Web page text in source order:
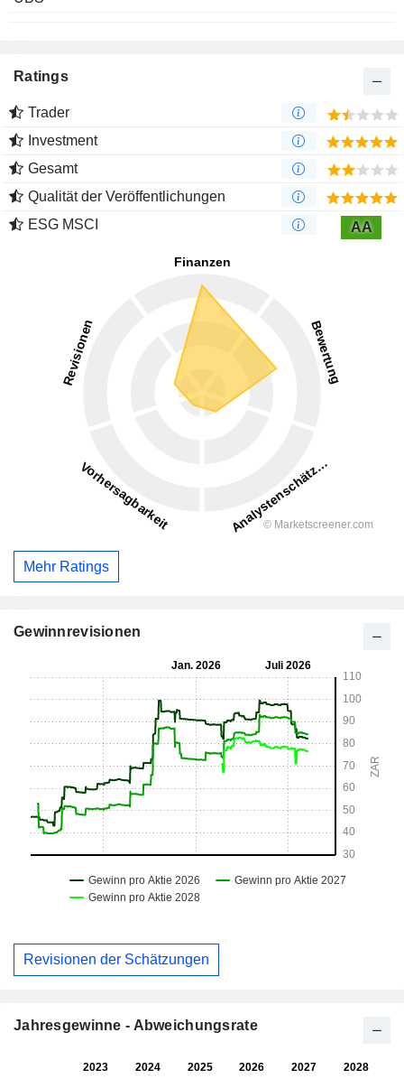
Ratings
Trader
Investment
Gesamt
Qualität der Veröffentlichungen
ESG MSCI
AA
Mehr Ratings
Gewinnrevisionen
Revisionen der Schätzungen
Jahresgewinne - Abweichungsrate